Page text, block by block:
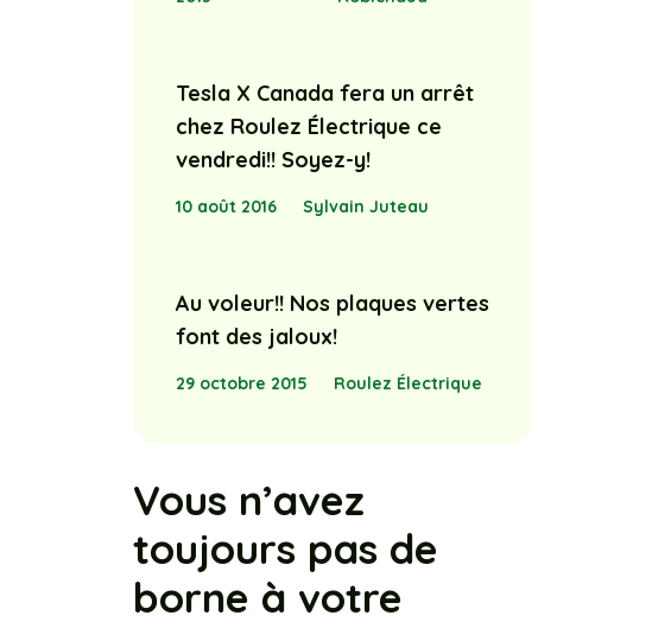
Tesla X Canada fera un arrêt
chez Roulez Électrique ce
vendredi!! Soyez-y!
10 août 2016 Sylvain Juteau
Au voleur!! Nos plaques vertes
font des jaloux!
29 octobre 2015 Roulez Électrique
Vous n’avez
toujours pas de
borne à votre